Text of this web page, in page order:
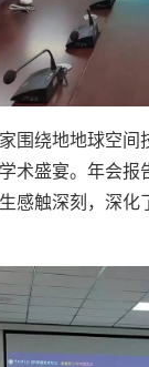
围绕地地球空
术盛宴。年会
感触深刻，深